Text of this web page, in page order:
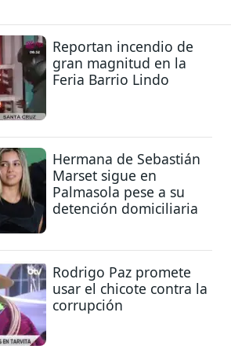
Reportan incendio de
gran magnitud en la
Feria Barrio Lindo
Hermana de Sebastián
Marset sigue en
Palmasola pese a su
detención domiciliaria
Rodrigo Paz promete
usar el chicote contra la
corrupción